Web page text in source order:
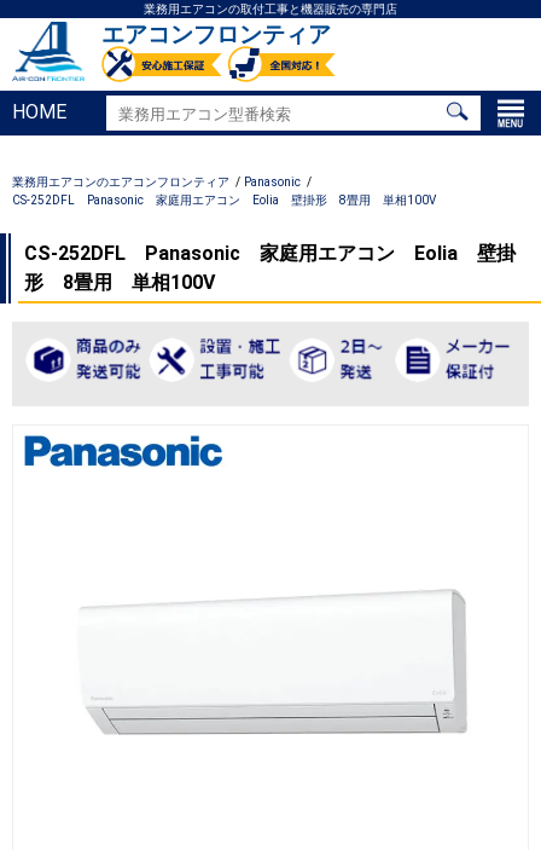
業務用エアコンの取付工事と機器販売の専門店
エアコンフロンティア
HOME
業務用エアコンのエアコンフロンティア
Panasonic
CS-252DFL Panasonic 家庭用エアコン Eolia 壁掛形 8畳用 単相100V
CS-252DFL Panasonic 家庭用エアコン Eolia 壁掛
形 8畳用 単相100V